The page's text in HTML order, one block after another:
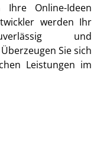
Ihre Online-Ideen
werden Ihr
und
Sie sich
Leistungen im